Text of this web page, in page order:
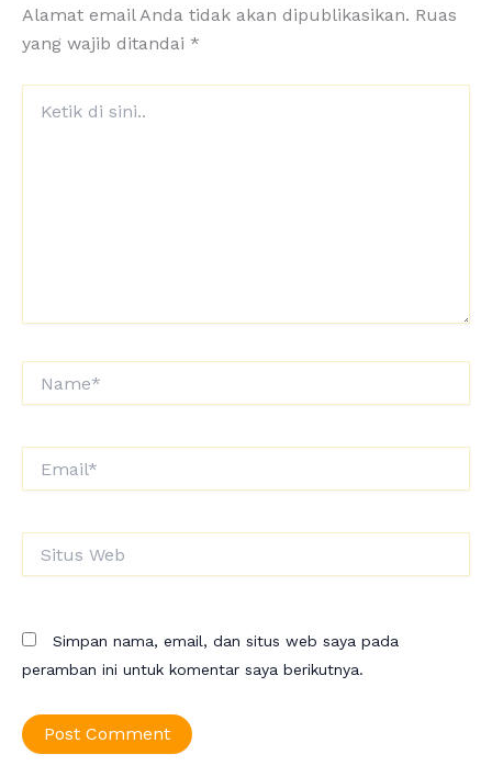
Alamat email Anda tidak akan dipublikasikan. Ruas
yang wajib ditandai *
Web
Simpan nama, email, dan situs web saya pada
peramban ini untuk komentar saya berikutnya.